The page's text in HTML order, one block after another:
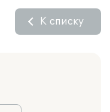
К списку